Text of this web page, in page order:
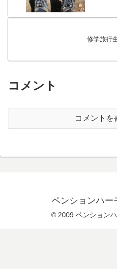
修学旅行
コメント
コメントを
ペンションハー
© 2009 ペンション